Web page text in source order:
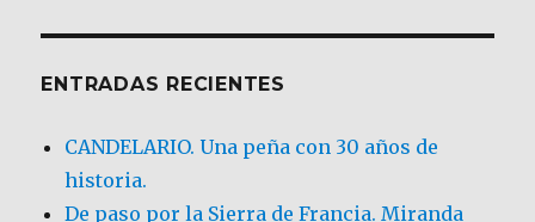
ENTRADAS RECIENTES
CANDELARIO. Una peña con 30 años de
historia.
De paso por la Sierra de Francia. Miranda